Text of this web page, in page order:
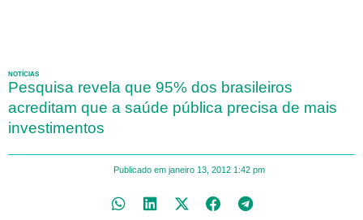
NOTÍCIAS
Pesquisa revela que 95% dos brasileiros
acreditam que a saúde pública precisa de mais
investimentos
Publicado em janeiro 13, 2012 1:42 pm